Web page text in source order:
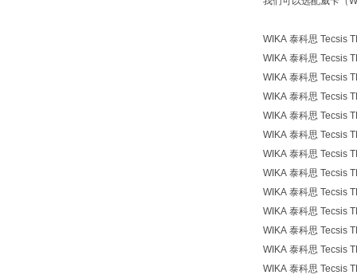
WIKA 泰科思 Tecsis
WIKA 泰科思 Tecsis
WIKA 泰科思 Tecsis
WIKA 泰科思 Tecsis
WIKA 泰科思 Tecsis
WIKA 泰科思 Tecsis
WIKA 泰科思 Tecsis
WIKA 泰科思 Tecsis
WIKA 泰科思 Tecsis
WIKA 泰科思 Tecsis
WIKA 泰科思 Tecsis
WIKA 泰科思 Tecsis
WIKA 泰科思 Tecsis